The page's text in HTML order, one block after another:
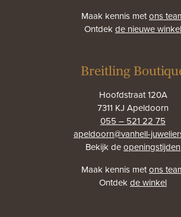
Maak kennis metons
Ontdekde nieuwe winkel
Breitling
Hoofdstraat 120A
7311 KJ Apeldoorn
055 – 521 22 75
apeldoorn@vanhell-
Bekijk deopeningstijden
Maak kennis metons
Ontdekde winkel